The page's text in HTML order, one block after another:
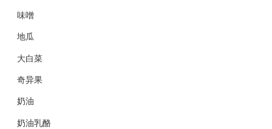
味噌
地瓜
大白菜
奇异果
奶油
奶油乳酪